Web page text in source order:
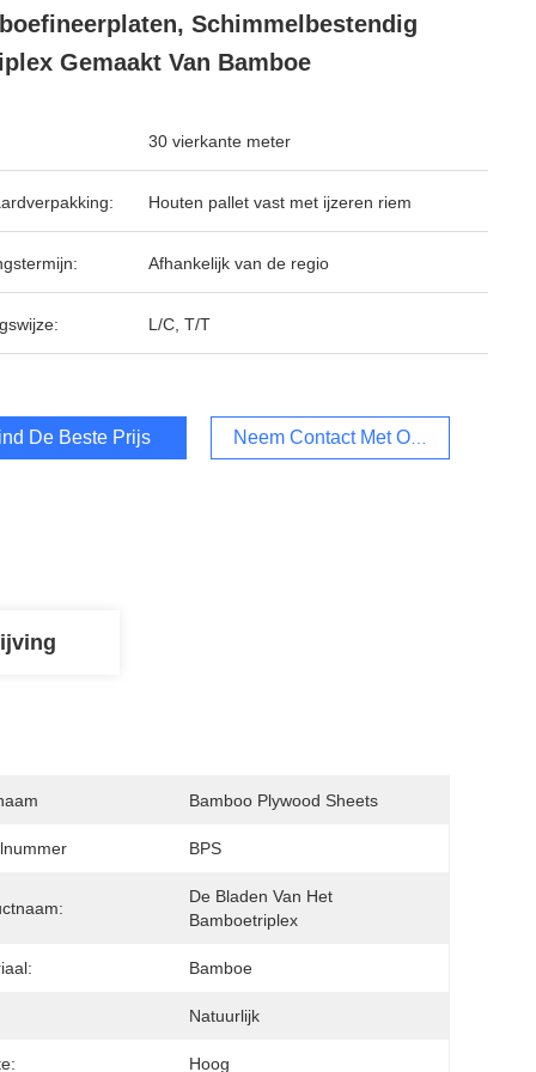
Schimmelbestendig
Gemaakt Van Bamboe
30 vierkante meter
Houten pallet vast met ijzeren riem
Afhankelijk van de regio
L/C, T/T
De Beste Prijs Neem Contact Met Ons Op
Bamboo Plywood Sheets
BPS
De Bladen Van Het
Bamboetriplex
Bamboe
Natuurlijk
Hoog